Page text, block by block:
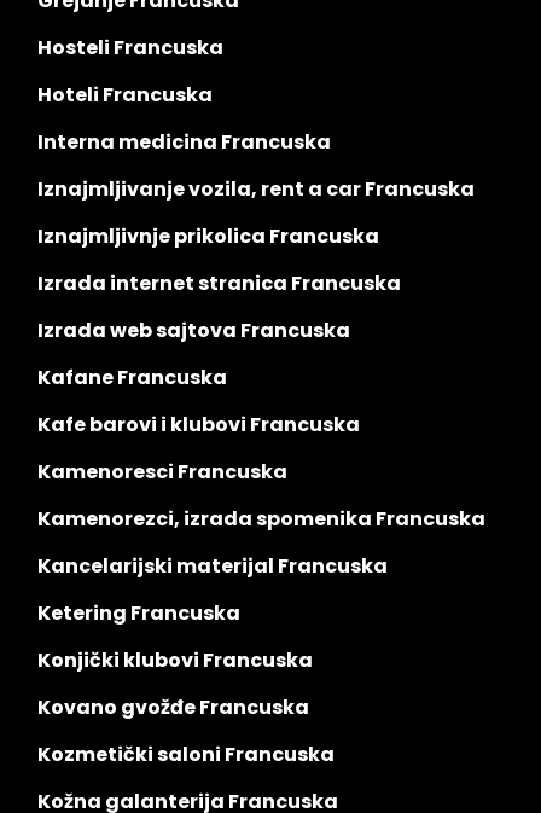
Hosteli Francuska
Hoteli Francuska
Interna medicina Francuska
Iznajmljivanje vozila, rent a car Francuska
Iznajmljivnje prikolica Francuska
Izrada internet stranica Francuska
Izrada web sajtova Francuska
Kafane Francuska
Kafe barovi i klubovi Francuska
Kamenoresci Francuska
Kamenorezci, izrada spomenika Francuska
Kancelarijski materijal Francuska
Ketering Francuska
Konjički klubovi Francuska
Kovano gvožđe Francuska
Kozmetički saloni Francuska
Kožna galanterija Francuska